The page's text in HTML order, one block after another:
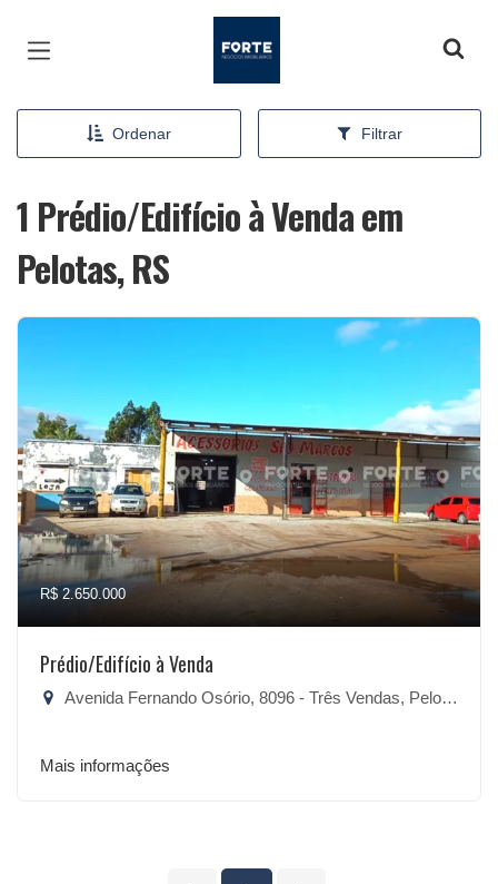
Ordenar Filtrar
1 Prédio/Edifício à Venda em
Pelotas, RS
R$ 2.650.000
Prédio/Edifício à Venda
Avenida Fernando Osório, 8096 - Três Vendas, Pelotas-RS
Mais informações